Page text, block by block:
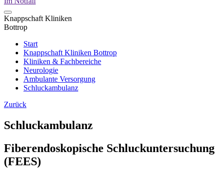
Knappschaft Kliniken
Bottrop
Start
Knappschaft Kliniken Bottrop
Kliniken & Fachbereiche
Neurologie
Ambulante Versorgung
Schluckambulanz
Zurück
Schluckambulanz
Fiberendoskopische Schluckuntersuchung
(FEES)